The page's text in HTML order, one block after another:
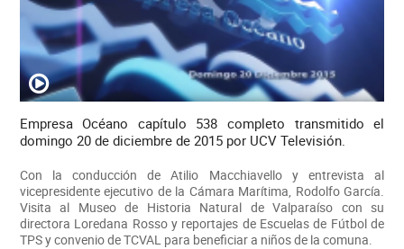
Empresa Océano capítulo 538 completo transmitido el
domingo 20 de diciembre de 2015 por UCV Televisión.
Con la conducción de Atilio Macchiavello y entrevista al
vicepresidente ejecutivo de la Cámara Marítima, Rodolfo García.
Visita al Museo de Historia Natural de Valparaíso con su
directora Loredana Rosso y reportajes de Escuelas de Fútbol de
TPS y convenio de TCVAL para beneficiar a niños de la comuna.